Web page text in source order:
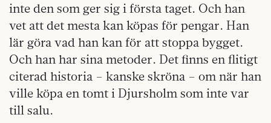
inte den som ger sig i första taget. Och han
vet att det mesta kan köpas för pengar. Han
lär göra vad han kan för att stoppa bygget.
Och han har sina metoder. Det finns en flitigt
citerad historia – kanske skröna – om när han
ville köpa en tomt i Djursholm som inte var
till salu.